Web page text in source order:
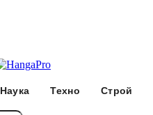
Наука Техно Строй